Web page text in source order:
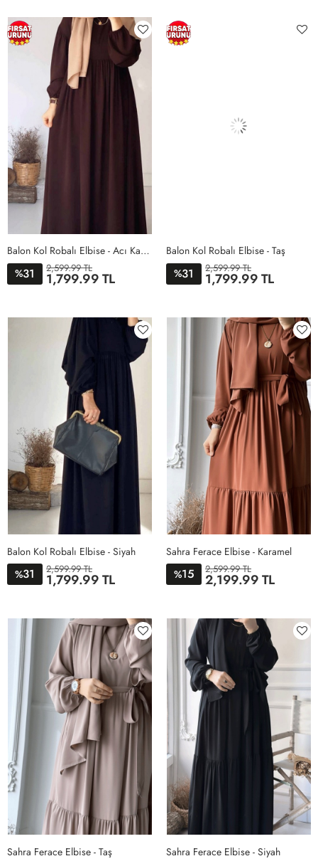
Balon Kol Robalı Elbise - Acı Kahve
%31 2,599.99 TL
1,799.99 TL
Balon Kol Robalı Elbise - Taş
%31 2,599.99 TL
1,799.99 TL
Balon Kol Robalı Elbise - Siyah
%31 2,599.99 TL
1,799.99 TL
Sahra Ferace Elbise - Karamel
%15 2,599.99 TL
2,199.99 TL
Sahra Ferace Elbise - Taş
Sahra Ferace Elbise - Siyah